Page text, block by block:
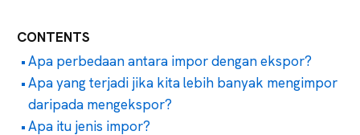
CONTENTS
Apa perbedaan antara impor dengan ekspor?
Apa yang terjadi jika kita lebih banyak mengimpor
daripada mengekspor?
Apa itu jenis impor?